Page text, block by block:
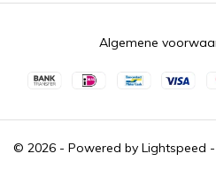
© 2026 - Powered by Lightspeed
Algemene